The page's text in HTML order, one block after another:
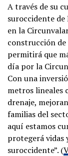
A través de su
suroccidente
en la
construcción
permitirá que
día por la
Con una
metros lineales
drenaje,
familias del
aquí estamos
protegerá vidas
suroccidente”. (